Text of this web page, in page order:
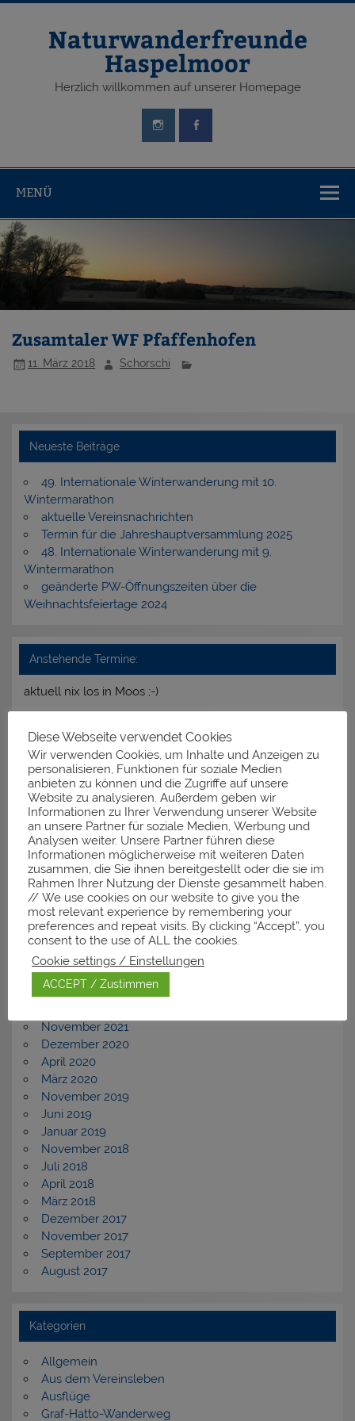
Zum
Naturwanderfreunde
Haspelmoor
Herzlich willkommen auf unserer Homepage
MENÜ
Zusamtaler WF Pfaffenhofen
11. März 2018 Schorschi
Neueste Beiträge
49. Internationale Winterwanderung mit 10.
Wintermarathon
aktuelle Vereinsnachrichten
Termin für die Jahreshauptversammlung 2025
48. Internationale Winterwanderung mit 9.
Wintermarathon
geänderte PW-Öffnungszeiten über die
Weihnachtsfeiertage 2024
Anstehende Termine:
aktuell nix los in Moos ;-)
Neueste Kommentare
Archiv
November 2025
März 2025
Januar 2025
Dezember 2024
Februar 2024
November 2023
September 2023
Dezember 2022
Juli 2022
November 2021
Dezember 2020
April 2020
März 2020
November 2019
Juni 2019
Januar 2019
November 2018
Juli 2018
April 2018
März 2018
Dezember 2017
November 2017
September 2017
August 2017
Kategorien
Allgemein
Aus dem Vereinsleben
Ausflüge
Graf-Hatto-Wanderweg
Diese Webseite verwendet Cookies
Wir verwenden Cookies, um Inhalte und Anzeigen zu
personalisieren, Funktionen für soziale Medien
anbieten zu können und die Zugriffe auf unsere
Website zu analysieren. Außerdem geben wir
Informationen zu Ihrer Verwendung unserer Website
an unsere Partner für soziale Medien, Werbung und
Analysen weiter. Unsere Partner führen diese
Informationen möglicherweise mit weiteren Daten
zusammen, die Sie ihnen bereitgestellt oder die sie im
Rahmen Ihrer Nutzung der Dienste gesammelt haben.
// We use cookies on our website to give you the
most relevant experience by remembering your
preferences and repeat visits. By clicking “Accept”, you
consent to the use of ALL the cookies.
Cookie settings / Einstellungen
ACCEPT / Zustimmen